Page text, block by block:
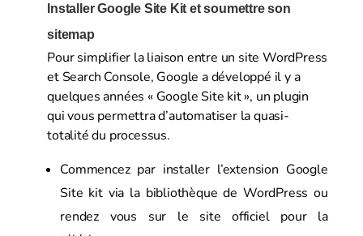
Installer Google Site Kit et soumettre son
sitemap
Pour simplifier la liaison entre un site WordPress
et Search Console, Google a développé il y a
quelques années « Google Site kit », un plugin
qui vous permettra d’automatiser la quasi-
totalité du processus.
Commencez par installer l’extension Google
Site kit via la bibliothèque de WordPress ou
rendez vous sur le site officiel pour la